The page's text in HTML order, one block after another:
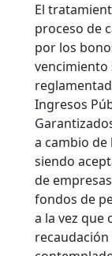
El
proceso de
por los
vencimiento
Ingresos
a cambio de
siendo
de
fondos de
a la vez que